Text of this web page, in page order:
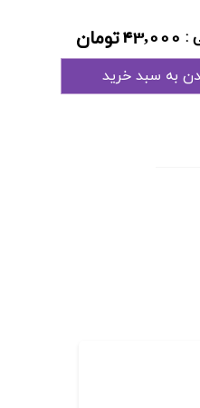
:
43,000تومان
به سبد خرید